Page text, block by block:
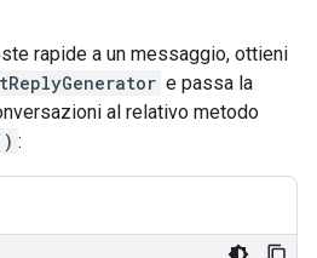
rapide a un messaggio, ottieni
e passa la
al relativo metodo
: